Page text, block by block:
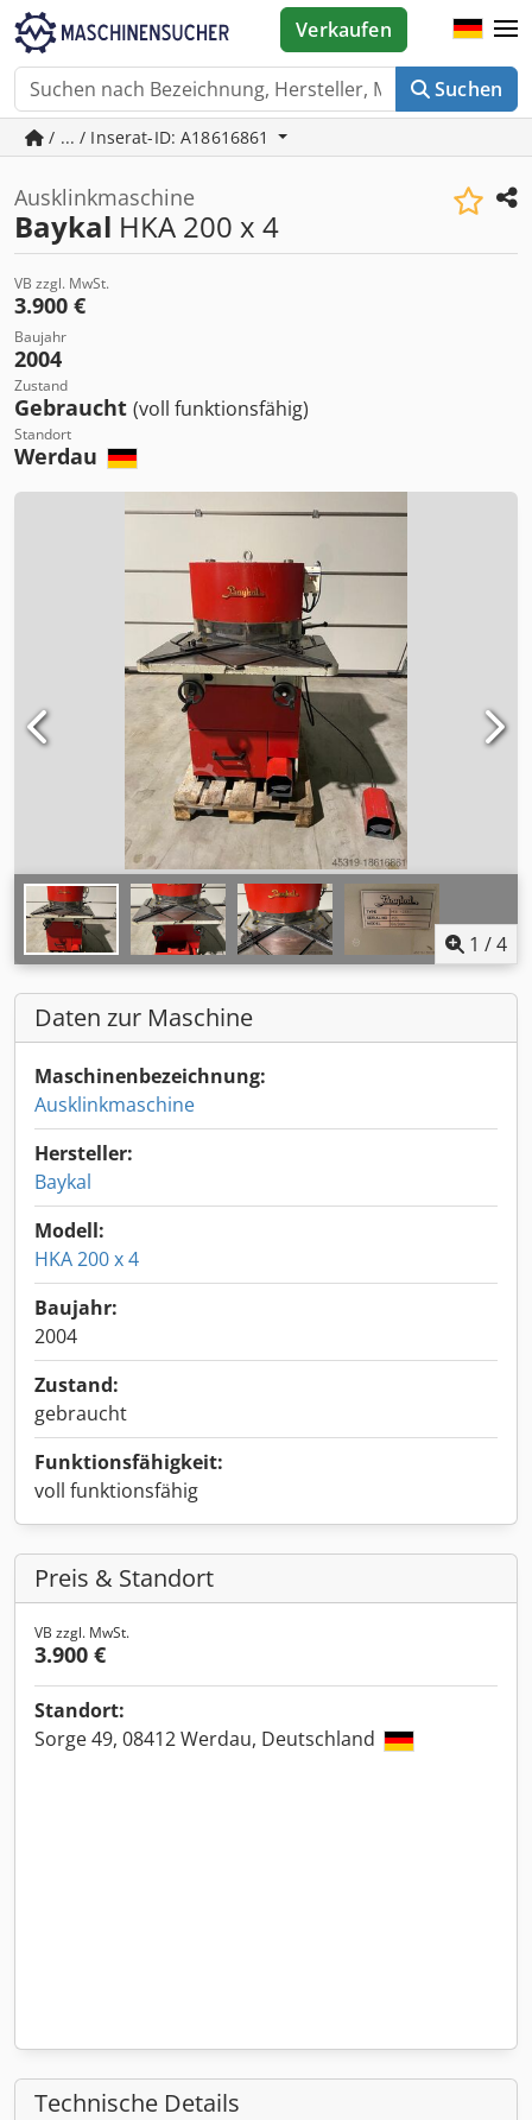
Suchen
Verkaufen
/ ... / Inserat-ID: A18616861
Ausklinkmaschine
Baykal HKA 200 x 4
VB zzgl. MwSt.
3.900 €
Baujahr
2004
Zustand
Gebraucht (voll funktionsfähig)
Standort
Werdau
1 /4
Daten zur Maschine
Maschinenbezeichnung:
Ausklinkmaschine
Hersteller:
Baykal
Modell:
HKA 200 x 4
Baujahr:
2004
Zustand:
gebraucht
Funktionsfähigkeit:
voll funktionsfähig
Preis & Standort
VB zzgl. MwSt.
3.900 €
Standort:
Sorge 49, 08412 Werdau, Deutschland
Technische Details